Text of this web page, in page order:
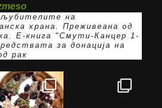
на
храна. Преживеана од
E-книга "Смути-Канцер 1-
за донација на
рак